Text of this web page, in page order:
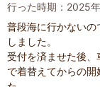
行った時期：2025
普段海に行かない
しました。
受付を済ませた後、
で着替えてからの